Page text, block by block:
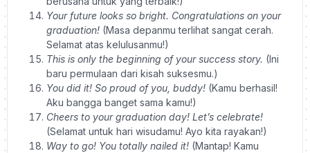
Your future looks so bright. Congratulations on your
graduation! (Masa depanmu terlihat sangat cerah.
Selamat atas kelulusanmu!)
This is only the beginning of your success story. (Ini
baru permulaan dari kisah suksesmu.)
You did it! So proud of you, buddy! (Kamu berhasil!
Aku bangga banget sama kamu!)
Cheers to your graduation day! Let’s celebrate!
(Selamat untuk hari wisudamu! Ayo kita rayakan!)
Way to go! You totally nailed it! (Mantap! Kamu